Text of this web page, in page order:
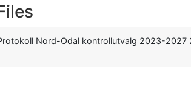
Nord-Odal kontrollutvalg 2023-2027